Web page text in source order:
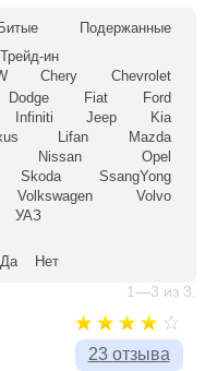
Битые
Подержанные
Трейд-ин
Chery
Chevrolet
Dodge Fiat
Ford
Infiniti Jeep
Kia
Lifan
Mazda
Nissan
Opel
Skoda
SsangYong
Volkswagen
Volvo
УАЗ
Да Нет
1—3 из 3.
23 отзыва